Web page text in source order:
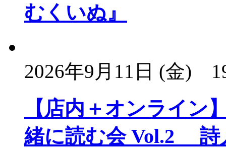
むくいぬ』
2026年9月11日 (金)
【店内＋オンライン
緒に読む会 Vol.2 詩